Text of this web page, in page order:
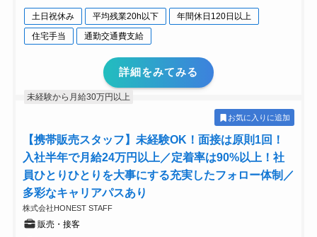
土日祝休み 平均残業20h以下
年間休日120日以上
住宅手当
通勤交通費支給
詳細をみてみる
未経験から月給30万円以上
お気に入りに追加
【携帯販売スタッフ】未経験OK！面接は原則1回！
入社半年で月給24万円以上／定着率は90%以上！社
員ひとりひとりを大事にする充実したフォロー体制／
多彩なキャリアパスあり
株式会社HONEST STAFF
販売・接客